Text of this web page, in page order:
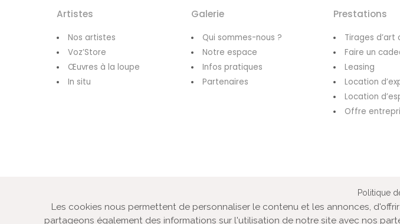
Artistes
Nos artistes
Voz’Store
Œuvres à la loupe
In situ
Galerie
Qui sommes-nous ?
Notre espace
Infos pratiques
Partenaires
Prestations
Tirages d’art
Faire un
Leasing
Location
Location
Offre
© VOZ‘Galerie 2022 VOZ‘Galerie
Politique
Les cookies nous permettent de personnaliser le contenu et les annonces,
partageons également des informations sur l'utilisation de notre site avec nos